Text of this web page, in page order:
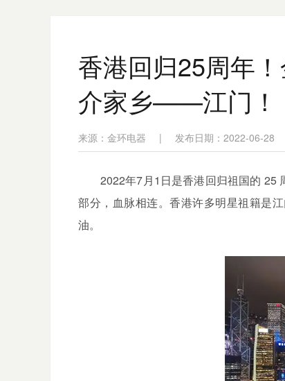
香港回归25周年
介家乡——江门！
来源：金环电器 | 发布日期：2022-06-28
2022年7月1 日是香港回归祖国的 25
部分，血脉相连。香港许多明星祖籍是
油。